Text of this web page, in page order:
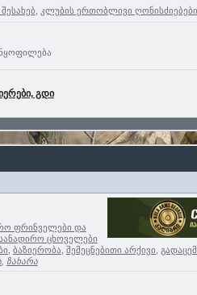
კლუბის ერთობლივი ღონისძიებები
გდი
ფრინველები და
ცხოველები
ბაზიერობა შემეცნებითი არქივი
, ზახარა